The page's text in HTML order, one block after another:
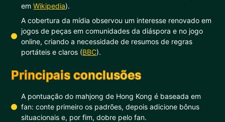
emWikipedia).
A cobertura da mídia observou um interesse renovado em
jogos de peças em comunidades da diáspora e no jogo
online, criando a necessidade de resumos de regras
portáteis e claros (BBC).
Principais conclusões
A pontuação do mahjong de Hong Kong é baseada em
fan: conte primeiro os padrões, depois adicione bônus
situacionais e, por fim, dobre pelo fan.